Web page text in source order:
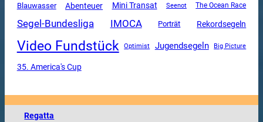
Blauwasser Abenteuer Mini Transat Seenot The Ocean Race
Segel-Bundesliga IMOCA Porträt Rekordsegeln
Video Fundstück Optimist Jugendsegeln Big Picture
35. America's Cup
Regatta